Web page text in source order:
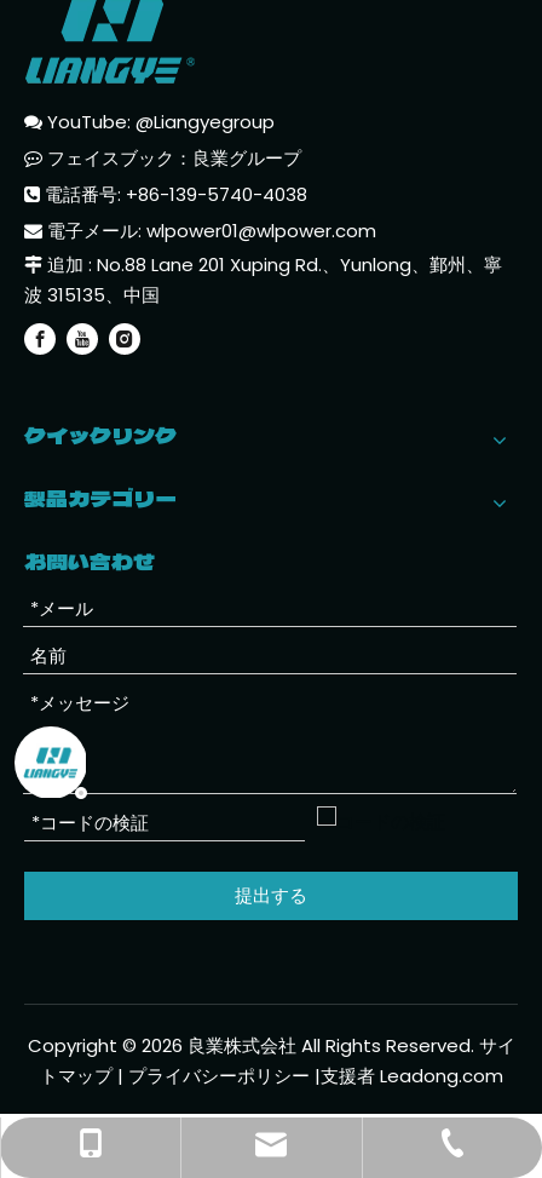
+86-139-5740-4048
wlpower01@wlpower.com
+86-574-88079655
 YouTube: @Liangyegroup
 フェイスブック：良業グループ
 電話番号: +86-139-5740-4038
 電子メール: wlpower01@wlpower.com
 追加 : No.88 Lane 201 Xuping Rd.、Yunlong、鄞州、寧
波 315135、中国
クイックリンク
製品カテゴリー
お問い合わせ
提出する
Copyright © 2026 良業株式会社 All Rights Reserved. サイ
トマップ| プライバシーポリシー |支援者Leadong.com